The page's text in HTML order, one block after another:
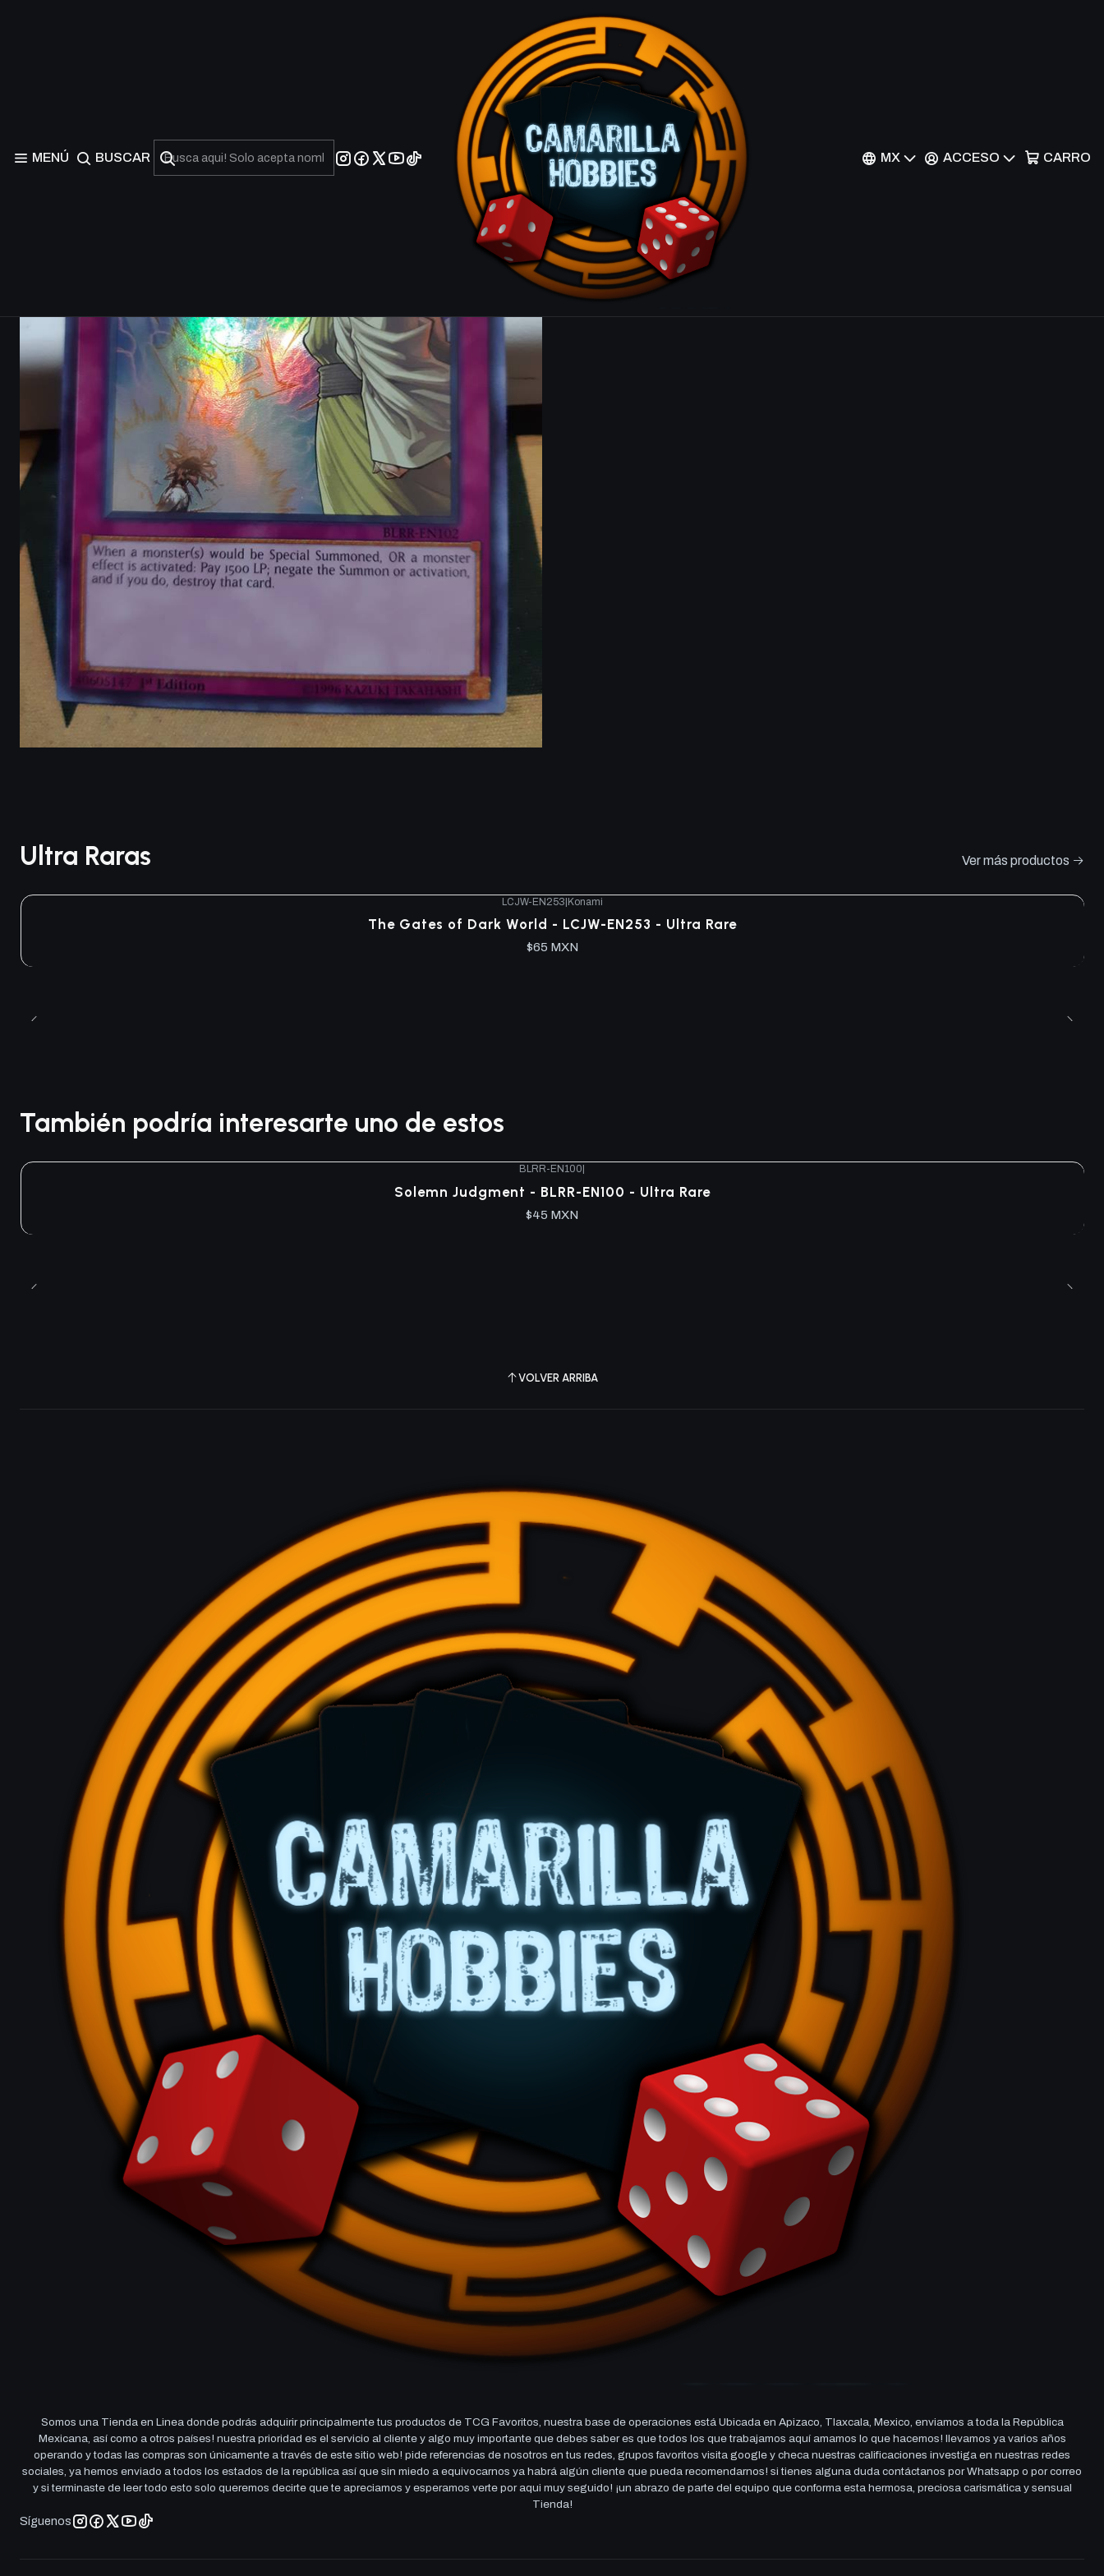
MENÚ BUSCAR MX ACCESO CARRO
Solemn Strike - BLRR-EN102 - Ultra
Rare
|
Mostrar stock de ubicaciones
COMPARTIR ESTE PRODUCTO
Ultra Raras Ver más productos
LCJW-EN253 Konami
The Gates of Dark World - LCJW-EN253 - Ultra Rare
$65 MXN
También podría interesarte uno de estos
BLRR-EN100
Solemn Judgment - BLRR-EN100 - Ultra Rare
$45 MXN
VOLVER ARRIBA
Somos una Tienda en Linea donde podrás adquirir principalmente tus productos de TCG Favoritos, nuestra base de operaciones está Ubicada en Apizaco, Tlaxcala, Mexico, enviamos a toda la República
Mexicana, así como a otros países! nuestra prioridad es el servicio al cliente y algo muy importante que debes saber es que todos los que trabajamos aquí amamos lo que hacemos! llevamos ya varios años
operando y todas las compras son únicamente a través de este sitio web! pide referencias de nosotros en tus redes, grupos favoritos visita google y checa nuestras calificaciones investiga en nuestras redes
sociales, ya hemos enviado a todos los estados de la república así que sin miedo a equivocarnos ya habrá algún cliente que pueda recomendarnos! si tienes alguna duda contáctanos por Whatsapp o por correo
y si terminaste de leer todo esto solo queremos decirte que te apreciamos y esperamos verte por aqui muy seguido! ¡un abrazo de parte del equipo que conforma esta hermosa, preciosa carismática y sensual
Tienda!
Síguenos